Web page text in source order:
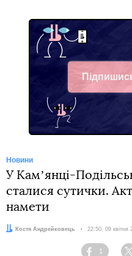
Telegram
Новини
У Камʼянці-
сталися сутички.
намети
Автор:Костя Андрейковець Дата:
22:50, 09 квітня
1